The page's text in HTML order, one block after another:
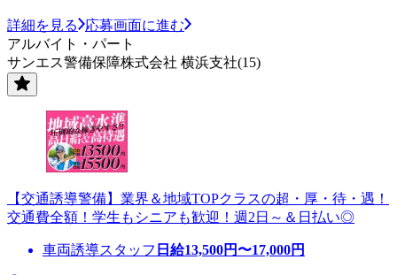
詳細を見る
応募画面に進む
アルバイト・パート
サンエス警備保障株式会社 横浜支社(15)
【交通誘導警備】業界＆地域TOPクラスの超・厚・待・遇！
交通費全額！学生もシニアも歓迎！週2日～＆日払い◎
車両誘導スタッフ 日給13,500円〜17,000円